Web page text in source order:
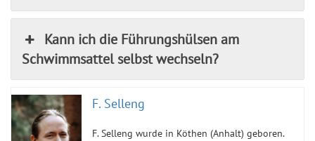
Kann ich die Führungshülsen am
Schwimmsattel selbst wechseln?
F. Selleng
F. Selleng wurde in Köthen (Anhalt) geboren.